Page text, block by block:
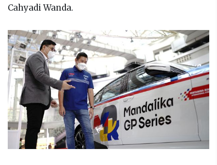
Cahyadi Wanda.